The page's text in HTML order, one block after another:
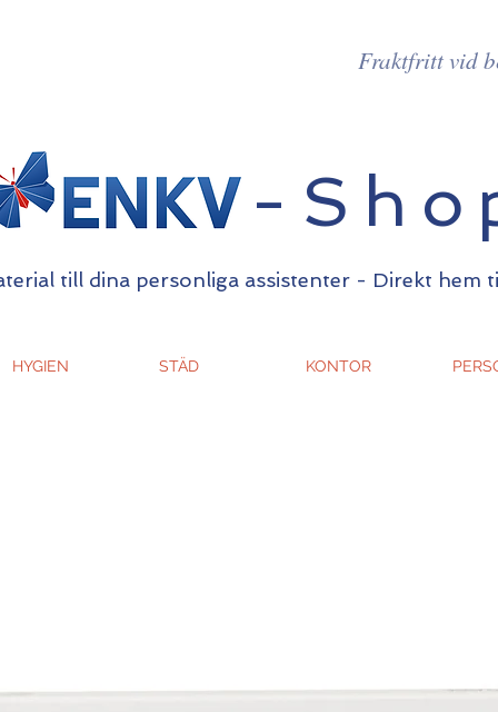
Fraktfritt vid
-
till dina personliga assistenter - Direkt hem
HYGIEN STÄD KONTOR